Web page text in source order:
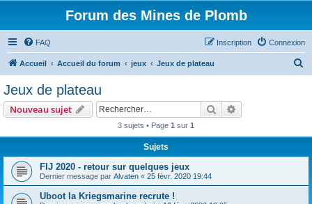
Forum des Mines de Plomb
FAQ Connexion
Inscription
Accueil Accueil du forum jeux Jeux de plateau
Jeux de plateau
Nouveau sujet Rechercher
3 sujets • Page 1 sur 1
Sujets
FIJ 2020 - retour sur quelques jeux
Dernier message par Alvaten « 25 févr. 2020 19:44
Uboot la Kriegsmarine recrute !